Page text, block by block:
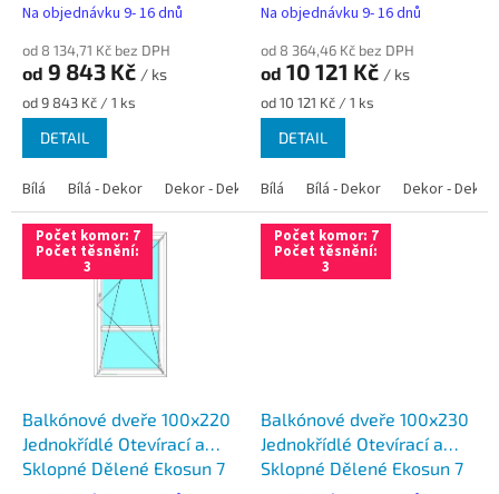
Swisspacer Ultimate
Na objednávku 9- 16 dnů
od 8 134,71 Kč bez DPH
od 9 843 Kč / ks
Měrná
cena:
od 9 843 Kč / 1 ks
DETAIL
Bílá Bílá - Dekor Dekor - Dekor Bílá - Antracit Bílá - Zlatý dub
Swisspacer Ultimate
Na objednávku 9- 16 dnů
od 8 364,46 Kč bez DPH
od 10 121 Kč / ks
Měrná
cena:
od 10 121 Kč / 1 ks
DETAIL
Bílá Bílá - Dekor Dekor - Dekor
Počet komor: 7
Počet těsnění:
3
Balkónové dveře 100x220
Jednokřídlé Otevírací a
Sklopné Dělené Ekosun 7
Počet komor: 7
Počet těsnění:
3
Balkónové dveře 100x230
Jednokřídlé Otevírací a
Sklopné Dělené Ekosun 7